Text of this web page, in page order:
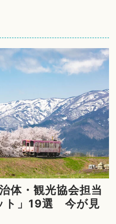
体・観光協会担当
ト」19選 今が見